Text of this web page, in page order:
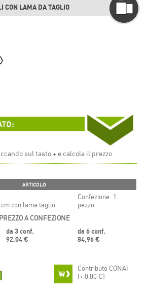
CON LAMA DA TAGLIO
sul tasto + e calcola il prezzo
ARTICOLO
con lama taglio
Confezione: 1
pezzo
PREZZO A CONFEZIONE
da 3 conf.
92,04 €
da 6 conf.
84,96 €
Contributo CONAI
(+ 0,00 €)